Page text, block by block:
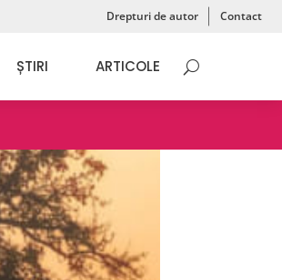
Drepturi de autor Contact
ȘTIRI ARTICOLE